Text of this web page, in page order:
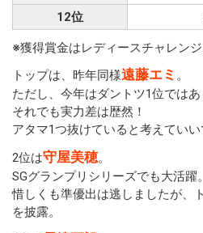
12位
※獲得賞金はレディースチャレンジ
トップは、昨年同様遠藤エミ 。
ただし、今年はダントツ1位ではあ
それでも実力差は歴然！
アタマ1つ抜けていると考えていい
2位は守屋美穂。
SGグランプリシリーズでも大活躍。
惜しくも準優出は逃しましたが、
を披露。